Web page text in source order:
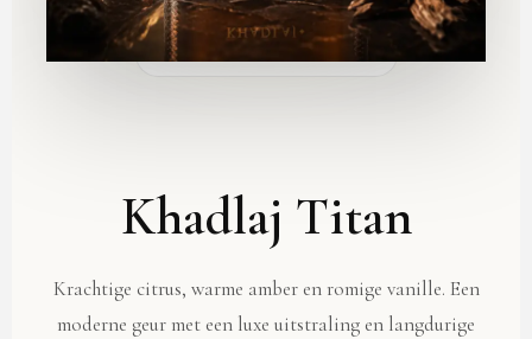
✦ BELLEZE EXCLUSIVE
Khadlaj Titan
Krachtige citrus, warme amber en romige vanille. Een
moderne geur met een luxe uitstraling en langdurige